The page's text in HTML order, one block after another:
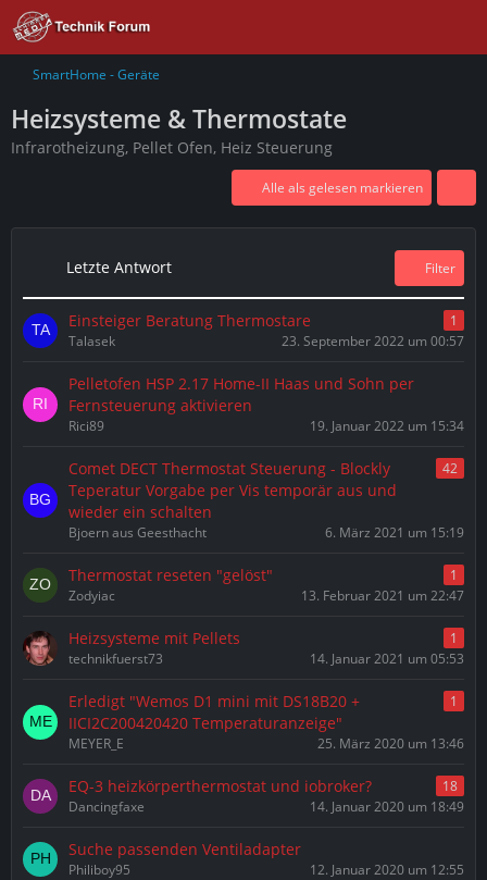
SmartHome - Geräte
Heizsysteme & Thermostate
Infrarotheizung, Pellet Ofen, Heiz Steuerung
Alle als gelesen markieren
Letzte Antwort Filter
Einsteiger Beratung Thermostare
1
Talasek
23. September 2022 um 00:57
Pelletofen HSP 2.17 Home-II Haas und Sohn per
Fernsteuerung aktivieren
Rici89 19. Januar 2022 um 15:34
Comet DECT Thermostat Steuerung - Blockly
Teperatur Vorgabe per Vis temporär aus und
wieder ein schalten
42
Bjoern aus Geesthacht 6. März 2021 um 15:19
Thermostat reseten "gelöst"
1
Zodyiac
13. Februar 2021 um 22:47
Heizsysteme mit Pellets
1
technikfuerst73
14. Januar 2021 um 05:53
Erledigt "Wemos D1 mini mit DS18B20 +
IICI2C200420420 Temperaturanzeige"
1
MEYER_E 25. März 2020 um 13:46
EQ-3 heizkörperthermostat und iobroker?
18
Dancingfaxe
14. Januar 2020 um 18:49
Suche passenden Ventiladapter
Philiboy95 12. Januar 2020 um 12:55